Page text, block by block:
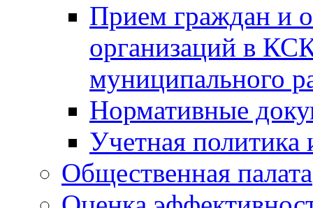
Прием граждан и
организаций в
муниципального
Нормативные
Учетная политика
Общественная палата